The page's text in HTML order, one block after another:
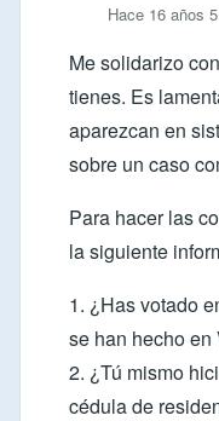
Hace 16 años
Me solidarizo
tienes. Es
aparezcan en
sobre un caso
Para hacer las
la siguiente
1. ¿Has votado
se han hecho
2. ¿Tú mismo
cédula de